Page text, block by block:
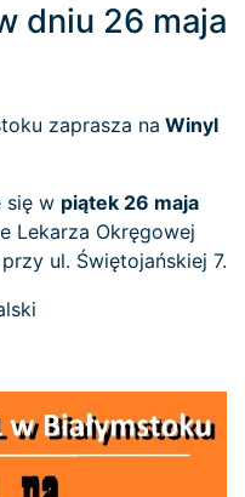
dniu 26 maja
zaprasza na Winyl
się w piątek 26 maja
Lekarza Okręgowej
ul. Świętojańskiej 7.